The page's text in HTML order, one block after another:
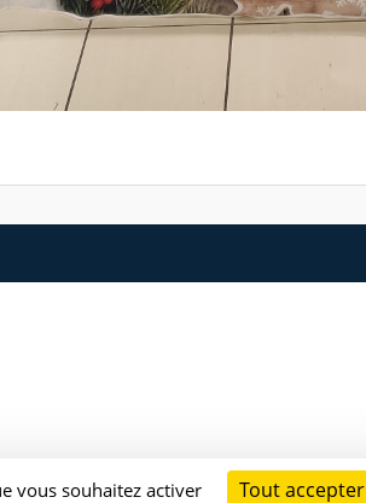
vous souhaitez activer Tout accepter